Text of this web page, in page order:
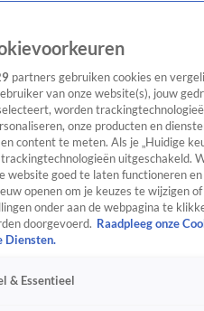
partners gebruiken cookies en
van onze website(s), jouw
worden
onze producten en
content te meten. Als je „Huidige
uitgeschakeld.
website goed te laten functioneren
openen om je keuzes te wijzigen
onder aan de webpagina te
doorgevoerd. Raadpleeg onze
Diensten.
& Essentieel